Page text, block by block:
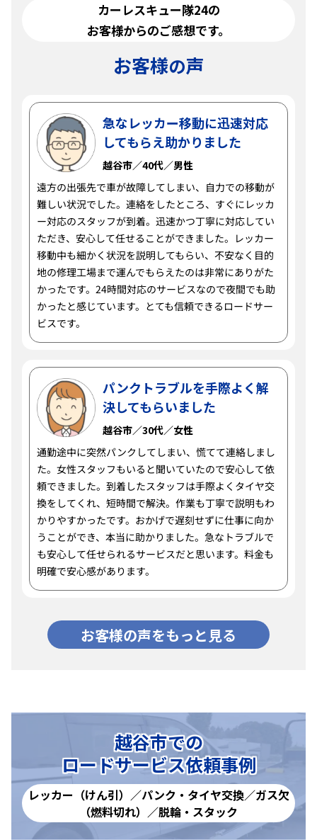
カーレスキュー隊24の
お客様からのご感想です。
お客様の声
急なレッカー移動に迅速対応
してもらえ助かりました
越谷市／40代／男性
遠方の出張先で車が故障してしまい、自力での移動が
難しい状況でした。連絡をしたところ、すぐにレッカ
ー対応のスタッフが到着。迅速かつ丁寧に対応してい
ただき、安心して任せることができました。レッカー
移動中も細かく状況を説明してもらい、不安なく目的
地の修理工場まで運んでもらえたのは非常にありがた
かったです。24時間対応のサービスなので夜間でも助
かったと感じています。とても信頼できるロードサー
ビスです。
パンクトラブルを手際よく解
決してもらいました
越谷市／30代／女性
通勤途中に突然パンクしてしまい、慌てて連絡しまし
た。女性スタッフもいると聞いていたので安心して依
頼できました。到着したスタッフは手際よくタイヤ交
換をしてくれ、短時間で解決。作業も丁寧で説明もわ
かりやすかったです。おかげで遅刻せずに仕事に向か
うことができ、本当に助かりました。急なトラブルで
も安心して任せられるサービスだと思います。料金も
明確で安心感があります。
お客様の声をもっと見る
越谷市での
ロードサービス依頼事例
レッカー（けん引）／パンク・タイヤ交換／ガス欠
（燃料切れ）／脱輪・スタック